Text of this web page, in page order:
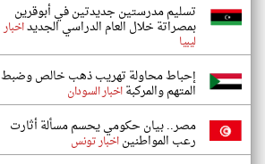
تسليم مدرستين جديدتين في أبوقرين
بمصراتة خلال العام الدراسي الجديداخبار
ليبيا
إحباط محاولة تهريب ذهب خالص وضبط
المتهم والمركبةاخبار السودان
مصر.. بيان حكومي يحسم مسألة أثارت
رعب المواطنيناخبار تونس